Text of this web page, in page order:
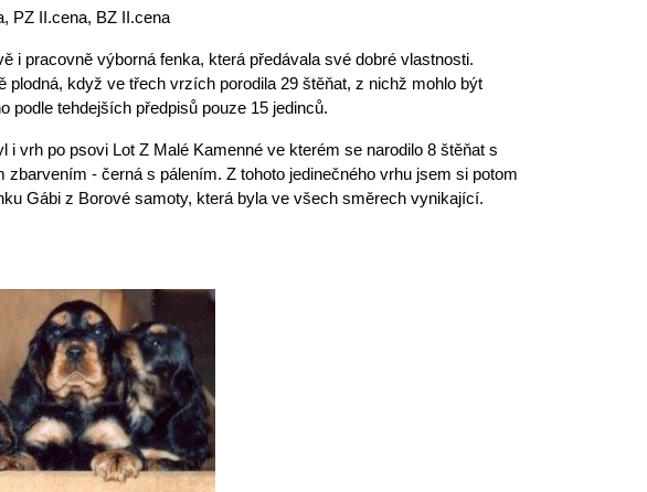
PZ II.cena, BZ II.cena
i pracovně výborná fenka, která předávala své dobré vlastnosti.
plodná, když ve třech vrzích porodila 29 štěňat, z nichž mohlo být
podle tehdejších předpisů pouze 15 jedinců.
i vrh po psovi Lot Z Malé Kamenné ve kterém se narodilo 8 štěňat s
zbarvením - černá s pálením. Z tohoto jedinečného vrhu jsem si potom
Gábi z Borové samoty, která byla ve všech směrech vynikající.